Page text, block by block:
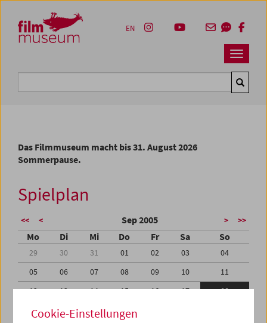
Zum Inhalt
Zum Hauptmenü
Zur Servicenavigation
Zum Suche
Navbar
EN
Das Filmmuseum macht bis 31. August 2026
Sommerpause.
Spielplan
<< < Sep 2005 > >>
Mo Di Mi Do Fr Sa So
29 30 31 01 02 03
04
05
06 07 08 09 10
11
12
13 14 15 16 17
18
19
20 21 22
Cookie-Einstellungen